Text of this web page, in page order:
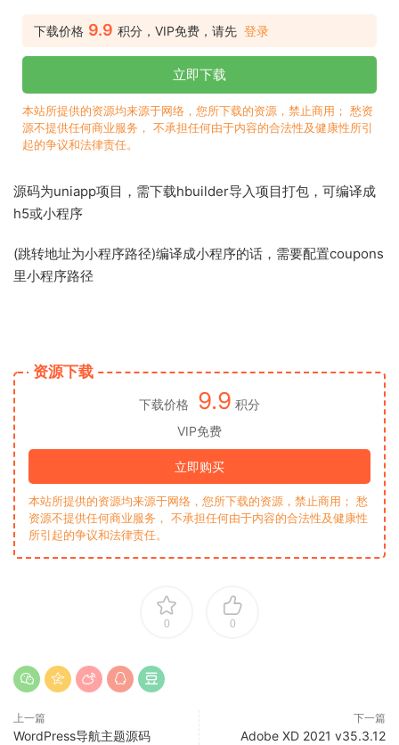
下载价格 9.9 积分，VIP免费，请先 登录
立即下载
本站所提供的资源均来源于网络，您所下载的资源，禁止商用； 愁资
源不提供任何商业服务， 不承担任何由于内容的合法性及健康性所引
起的争议和法律责任。
源码为uniapp项目，需下载hbuilder导入项目打包，可编译成
h5或小程序
(跳转地址为小程序路径)编译成小程序的话，需要配置coupons
里小程序路径
资源下载
下载价格 9.9 积分
VIP免费
立即购买
本站所提供的资源均来源于网络，您所下载的资源，禁止商用； 愁
资源不提供任何商业服务， 不承担任何由于内容的合法性及健康性
所引起的争议和法律责任。
0 0
上一篇
WordPress导航主题源码
下一篇
Adobe XD 2021 v35.3.12